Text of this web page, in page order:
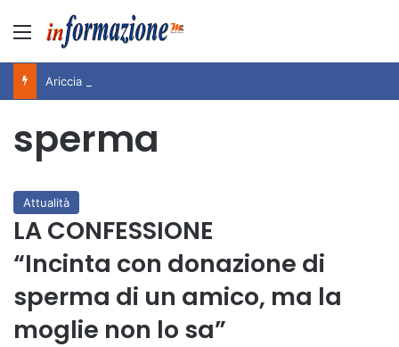
Menu
sperma
Attualità
LA CONFESSIONE
“Incinta con donazione di
sperma di un amico, ma la
moglie non lo sa”